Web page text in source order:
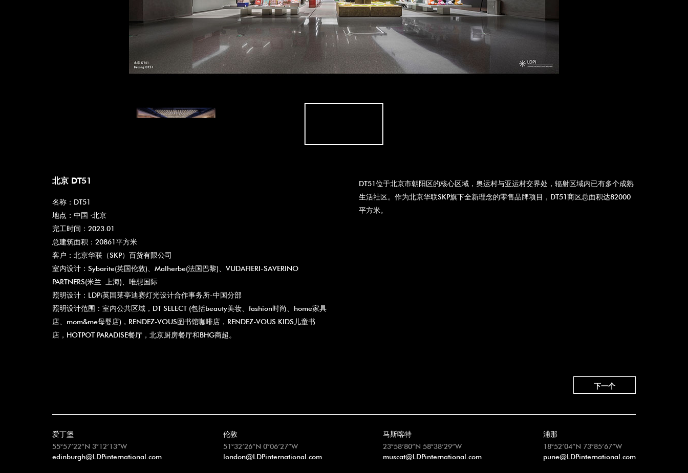
北京 DT51
名称：DT51
地点：中国 ·北京
完工时间：2023.01
总建筑面积：20861平方米
客户：北京华联（SKP）百货有限公司
室内设计：Sybarite(英国伦敦)、Malherbe(法国巴黎)、VUDAFIERI-SAVERINO
PARTNERS(米兰 ·上海)、唯想国际
照明设计：LDPi英国莱亭迪赛灯光设计合作事务所-中国分部
照明设计范围：室内公共区域，DT SELECT (包括beauty美妆、fashion时尚、home家具
店、mom&me母婴店)，RENDEZ-VOUS图书馆咖啡店，RENDEZ-VOUS KIDS儿童书
店，HOTPOT PARADISE餐厅，北京厨房餐厅和BHG商超。
DT51位于北京市朝阳区的核心区域，奥运村与亚运村交界处，辐射区域内已有多个成熟
生活社区。作为北京华联SKP旗下全新理念的零售品牌项目，DT51商区总面积达82000
平方米。
下一个
爱丁堡
55°57’22”N 3°12’13”W
edinburgh@LDPinternational.com
伦敦
51°32’26”N 0°06’27”W
london@LDPinternational.com
马斯喀特
23°58’80”N 58°38’29”W
muscat@LDPinternational.com
浦那
18°52’04”N 73°85’67”W
pune@LDPinternational.com